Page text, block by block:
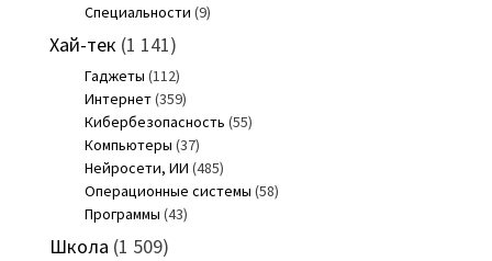
Специальности (9)
Хай-тек (1 141)
Гаджеты (112)
Интернет(359)
Кибербезопасность (55)
Компьютеры (37)
Нейросети, ИИ (485)
Операционные системы (58)
Программы (43)
Школа (1 509)